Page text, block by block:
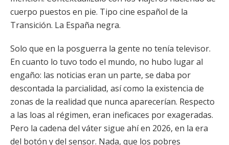
cuerpo puestos en pie. Tipo cine español de la
Transición. La España negra.
Solo que en la posguerra la gente no tenía televisor.
En cuanto lo tuvo todo el mundo, no hubo lugar al
engaño: las noticias eran un parte, se daba por
descontada la parcialidad, así como la existencia de
zonas de la realidad que nunca aparecerían. Respecto
a las loas al régimen, eran ineficaces por exageradas.
Pero la cadena del váter sigue ahí en 2026, en la era
del botón y del sensor. Nada, que los pobres